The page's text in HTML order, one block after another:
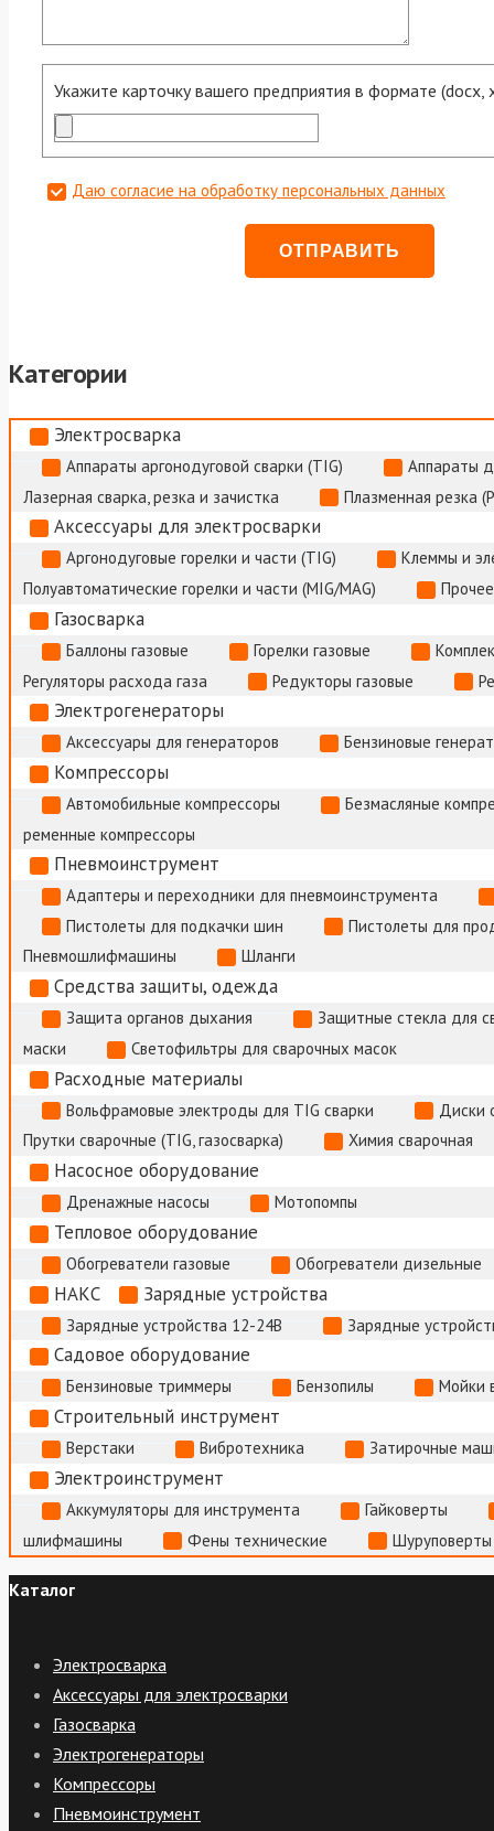
Укажите карточку вашего предприятия в формате (docx,
Даю согласие на обработку персональных данных
Категории
Электросварка
Аппараты аргонодуговой сварки (TIG)
Аппараты
Лазерная сварка, резка и зачистка
Плазменная резка
Аксессуары для электросварки
Аргонодуговые горелки и части (TIG)
Клеммы и
Полуавтоматические горелки и части (MIG/MAG)
Газосварка
Баллоны газовые Горелки газовые
Регуляторы расхода газа
Редукторы газовые
Электрогенераторы
Аксессуары для генераторов Бензиновые
Компрессоры
Автомобильные компрессоры
Безмасляные
ременные компрессоры
Пневмоинструмент
Адаптеры и переходники для пневмоинструмента
Пистолеты для подкачки шин
Пистолеты для
Пневмошлифмашины
Шланги
Средства защиты, одежда
Защита органов дыхания
Защитные стекла для
маски
Светофильтры для сварочных масок
Расходные материалы
Вольфрамовые электроды для TIG сварки
Диски
Прутки сварочные (TIG, газосварка)
Химия сварочная
Насосное оборудование
Дренажные насосы Мотопомпы
Тепловое оборудование
Обогреватели газовые Обогреватели дизельные
НАКС Зарядные устройства
Зарядные устройства 12-24В Зарядные
Садовое оборудование
Бензиновые триммеры Бензопилы Мойки
Строительный инструмент
Верстаки Вибротехника Затирочные
Электроинструмент
Аккумуляторы для инструмента
Гайковерты
шлифмашины
Фены технические
Каталог
Электросварка
Аксессуары для электросварки
Газосварка
Электрогенераторы
Компрессоры
Пневмоинструмент